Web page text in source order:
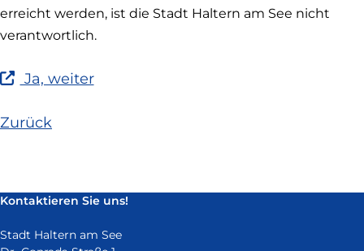
erreicht werden, ist die Stadt Haltern am See nicht
verantwortlich.
Ja, weiter(Link
neuem
Zurück
Kontaktieren Sie uns!
Stadt Haltern am See